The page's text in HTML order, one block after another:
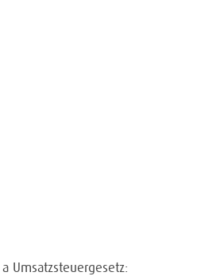
Umsatzsteuergesetz: